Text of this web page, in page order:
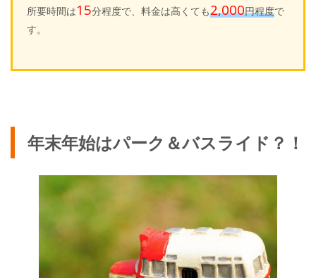
所要時間は15分程度で、料金は高くても2,000円程度で
す。
年末年始はパーク＆バスライド？！